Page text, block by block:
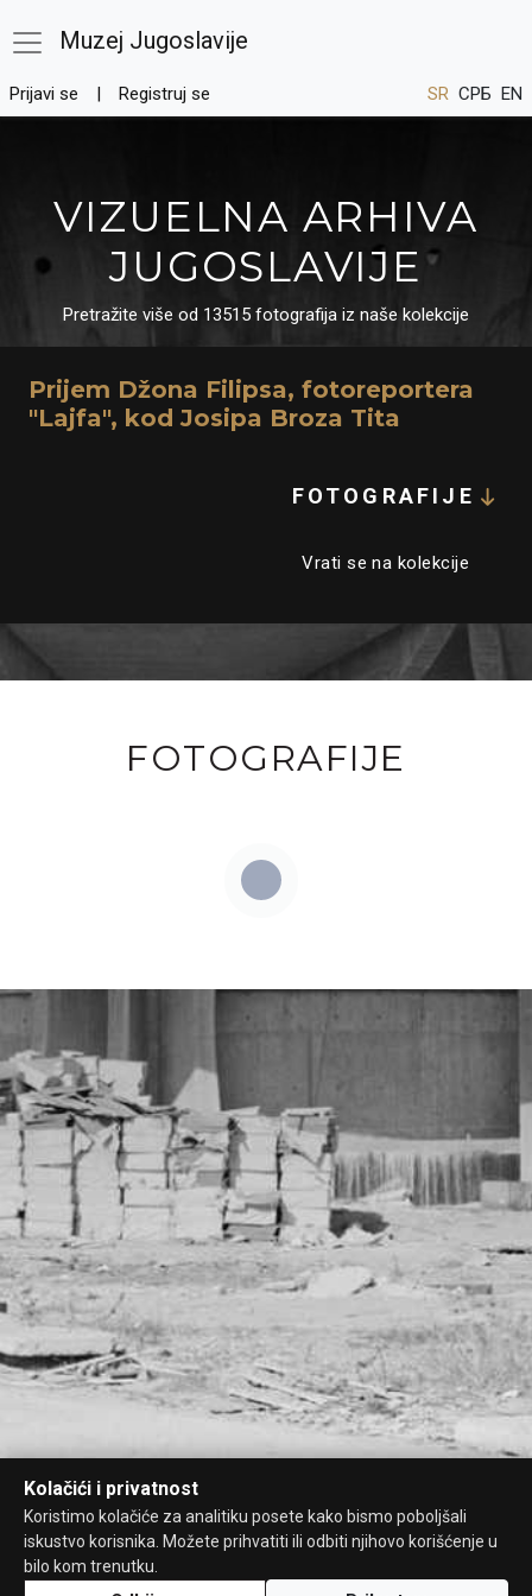
Muzej Jugoslavije
Prijavi se Registruj se SR СРБ EN
VIZUELNA ARHIVA
JUGOSLAVIJE
Pretražite više od 13515 fotografija iz naše kolekcije
Prijem Džona Filipsa, fotoreportera
"Lajfa", kod Josipa Broza Tita
FOTOGRAFIJE
Vrati se na kolekcije
FOTOGRAFIJE
Kolačići i privatnost
Koristimo kolačiće za analitiku posete kako bismo poboljšali
iskustvo korisnika. Možete prihvatiti ili odbiti njihovo korišćenje u
bilo kom trenutku.